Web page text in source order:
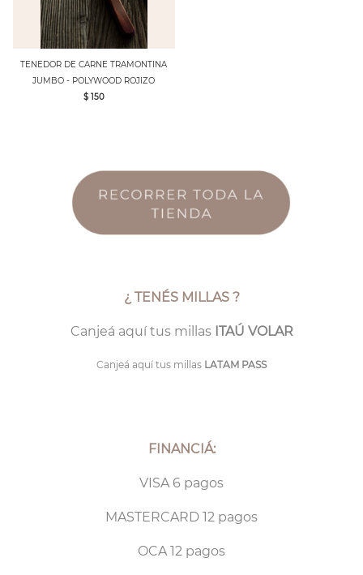
TENEDOR DE CARNE TRAMONTINA
JUMBO - POLYWOOD ROJIZO
$ 150
¿ TENÉS MILLAS ?
Canjeá aquí tus millas ITAÚ VOLAR
Canjeá aquí tus millas LATAM PASS
FINANCIÁ:
VISA 6 pagos
MASTERCARD 12 pagos
OCA 12 pagos